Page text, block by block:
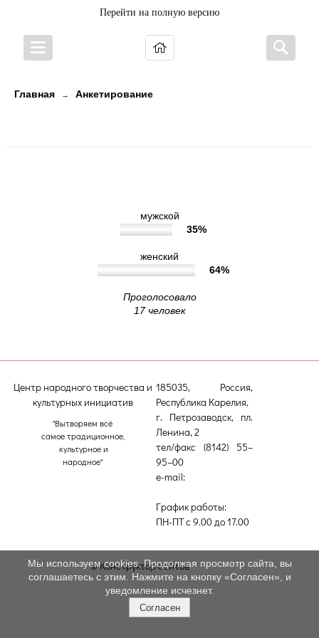
Перейти на полную версию
Главная → Анкетирование
мужской
35%
женский
64%
Проголосовало
17 человек
Центр народного творчества и
культурных инициатив
"Вытворяем всё
самое традиционное,
культурное и
народное"
185035, Россия,
Республика Карелия,
г. Петрозаводск, пл.
Ленина, 2
тел/факс (8142) 55–
95–00
e-mail:
График работы:
ПН-ПТ с 9.00 до 17.00
© Конструктор сайтовNubex.ru
Мы используем cookies. Продолжая просмотр сайта, вы
соглашаетесь с этим. Нажмите на кнопку «Согласен», и
уведомление исчезнет.
Согласен